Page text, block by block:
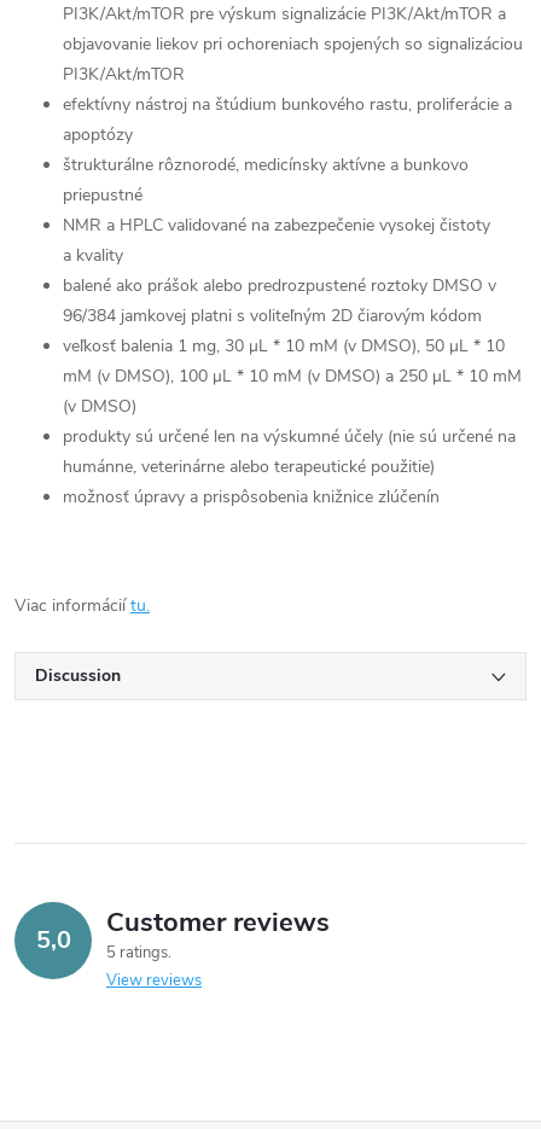
PI3K/Akt/mTOR pre výskum signalizácie PI3K/Akt/mTOR a
objavovanie liekov pri ochoreniach spojených so signalizáciou
PI3K/Akt/mTOR
efektívny nástroj na štúdium bunkového rastu, proliferácie a
apoptózy
štrukturálne rôznorodé, medicínsky aktívne a bunkovo
priepustné
NMR a HPLC validované na zabezpečenie vysokej čistoty
a kvality
balené ako prášok alebo predrozpustené roztoky DMSO v
96/384 jamkovej platni s voliteľným 2D čiarovým kódom
veľkosť balenia 1 mg, 30 μL * 10 mM (v DMSO), 50 μL * 10
mM (v DMSO), 100 μL * 10 mM (v DMSO) a 250 μL * 10 mM
(v DMSO)
produkty sú určené len na výskumné účely (nie sú určené na
humánne, veterinárne alebo terapeutické použitie)
možnosť úpravy a prispôsobenia knižnice zlúčenín
Viac informáciítu.
Discussion
5,0 Customer reviews
5 ratings
View reviews